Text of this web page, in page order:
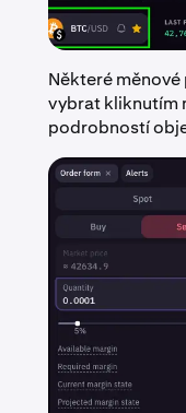
Některé
vybrat kliknutím
podrobností